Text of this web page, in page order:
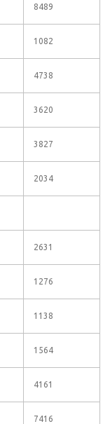
8489
1082
4738
3620
3827
2034
2631
1276
1138
1564
4161
7416